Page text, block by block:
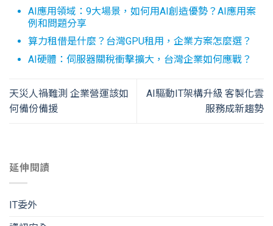
AI應用領域：9大場景，如何用AI創造優勢？AI應用案
例和問題分享
算力租借是什麼？台灣GPU租用，企業方案怎麼選？
AI硬體：伺服器關稅衝擊擴大，台灣企業如何應戰？
天災人禍難測 企業營運該如
何備份備援
AI驅動IT架構升級 客製化雲
服務成新趨勢
延伸閱讀
IT委外